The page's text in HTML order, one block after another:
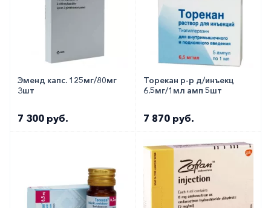
Как оформить заказ?
Вы можете заказать препарат с доставкой в
аптеку-партнёра в вашем городе. Для этого Вы
можете оформить бронирование на сайте или
заказать по телефону
8 800 301 52 86(бесплатно
Эменд капс. 125мг/80мг
3шт
7 300 руб.
Торекан р-р д/инъекц
6.5мг/1мл амп 5шт
7 870 руб.